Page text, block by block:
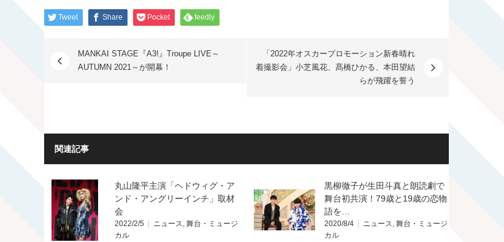
Tweet Share Pocket feedly
MANKAI STAGE『A3!』Troupe LIVE～
AUTUMN 2021～が開幕！
「2022年オスカープロモーション新春晴れ
着撮影会」小芝風花、髙橋ひかる、本田望結
らが飛躍を誓う
関連記事
丸山隆平主演「ヘドウィグ・ア
ンド・アングリーインチ」取材
会
2022/2/5 ニュース 舞台・ミュージ
カル
黒柳徹子が生田斗真と朗読劇で
舞台初共演！79歳と19歳の恋物
語を…
2020/8/4 ニュース 舞台・ミュージ
カル